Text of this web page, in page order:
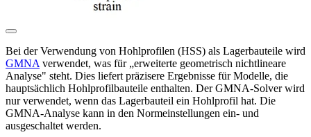
Bei der Verwendung von Hohlprofilen (HSS) als Lagerbauteile wird
GMNA verwendet, was für „erweiterte geometrisch nichtlineare
Analyse" steht. Dies liefert präzisere Ergebnisse für Modelle, die
hauptsächlich Hohlprofilbauteile enthalten. Der GMNA-Solver wird
nur verwendet, wenn das Lagerbauteil ein Hohlprofil hat. Die
GMNA-Analyse kann in den Normeinstellungen ein- und
ausgeschaltet werden.